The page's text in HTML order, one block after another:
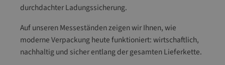
durchdachter Ladungssicherung.
Auf unseren Messeständen zeigen wir Ihnen, wie
moderne Verpackung heute funktioniert: wirtschaftlich,
nachhaltig und sicher entlang der gesamten Lieferkette.